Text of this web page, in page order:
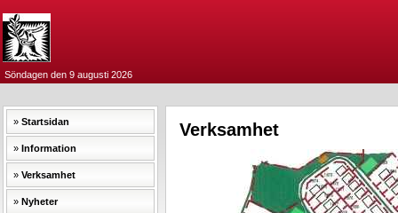
Söndagen den 9 augusti 2026
Startsidan
Information
Verksamhet
Nyheter
Verksamhet